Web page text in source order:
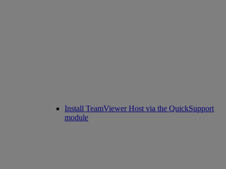
Install TeamViewer Host via the QuickSupport
module